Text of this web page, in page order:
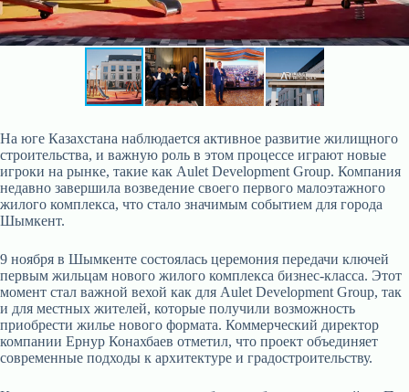
На юге Казахстана наблюдается активное развитие жилищного
строительства, и важную роль в этом процессе играют новые
игроки на рынке, такие как Aulet Development Group. Компания
недавно завершила возведение своего первого малоэтажного
жилого комплекса, что стало значимым событием для города
Шымкент.
9 ноября в Шымкенте состоялась церемония передачи ключей
первым жильцам нового жилого комплекса бизнес-класса. Этот
момент стал важной вехой как для Aulet Development Group, так
и для местных жителей, которые получили возможность
приобрести жилье нового формата. Коммерческий директор
компании Ернур Конахбаев отметил, что проект объединяет
современные подходы к архитектуре и градостроительству.